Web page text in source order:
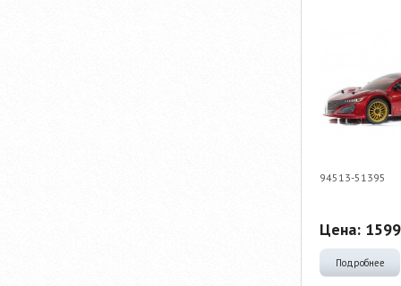
94513-51395
Цена:
Подробнее